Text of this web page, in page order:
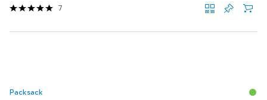
7
Packsack